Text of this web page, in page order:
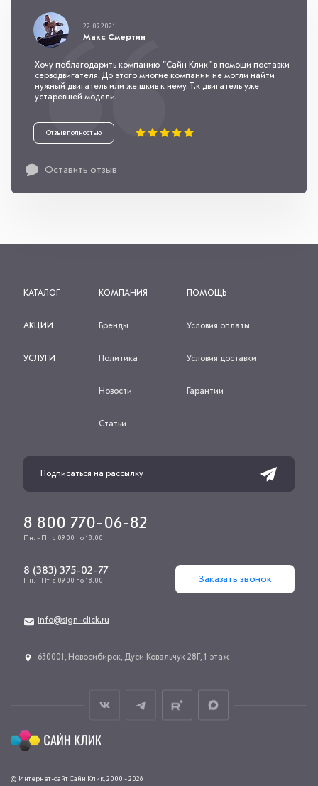
Оставить отзыв
22.09.2021
Макс Смертин
Хочу поблагодарить компанию "Сайн Клик" в помощи поставки
серводвигателя. До этого многие компании не могли найти
нужный двигатель или же шкив к нему. Т.к двигатель уже
устаревшей модели.
Отзыв полностью
КАТАЛОГ
АКЦИИ
УСЛУГИ
КОМПАНИЯ
Бренды
Политика
Новости
Статьи
ПОМОЩЬ
Условия оплаты
Условия доставки
Гарантии
8 800 770-06-82
Пн. - Пт. с 09.00 по 18.00
8 (383) 375-02-77
Пн. - Пт. с 09.00 по 18.00 Заказать звонок
info@sign-click.ru
​630001, Новосибирск, Дуси Ковальчук 28Г, 1 этаж
© Интернет-сайт Сайн Клик, 2000 - 2026